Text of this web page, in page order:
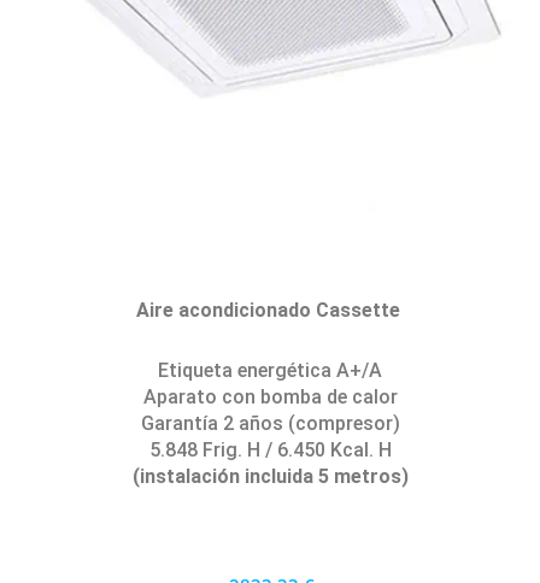
Aire acondicionado Cassette
Etiqueta energética A+/A
Aparato con bomba de calor
Garantía 2 años (compresor)
5.848 Frig. H / 6.450 Kcal. H
(instalación incluida 5 metros)